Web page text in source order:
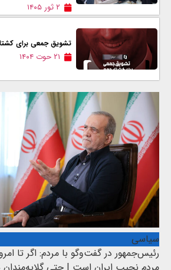
۲ ثور ۱۴۰۵
تشویق جمعی برای
۲۱ حوت ۱۴۰۴
سیاسی
رئیس‌جمهور در گفت‌وگو با مردم: اگر تا
مردم نجیب ایران است | حتی